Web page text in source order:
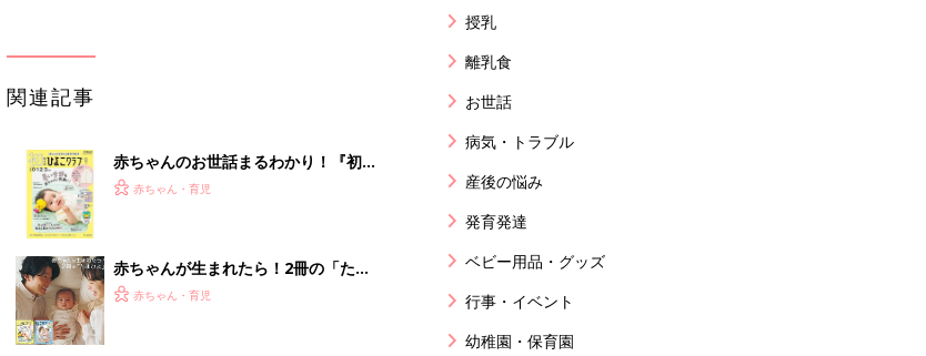
関連記事
赤ちゃんのお世話まるわかり！『初め
てのひよこクラブ 夏号』〈巻頭大特
赤ちゃん・育児
赤ちゃんが生まれたら！2冊の「たま
ひよ」
赤ちゃん・育児
授乳
離乳食
お世話
病気・トラブル
産後の悩み
発育発達
ベビー用品・グッズ
行事・イベント
幼稚園・保育園